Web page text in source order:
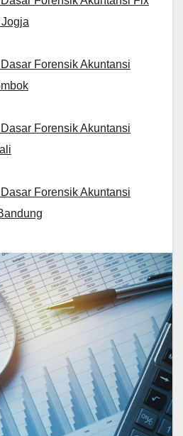
Forensik Akuntansi
Forensik Akuntansi
Forensik Akuntansi